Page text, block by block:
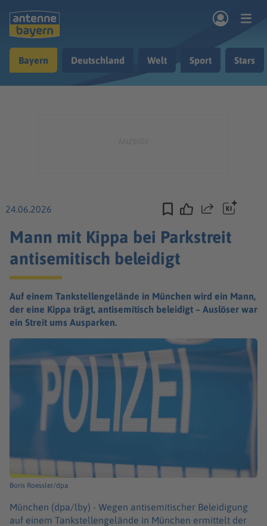
Musik & Radio
Bayern Deutschland Welt Sport Stars
24.06.2026 Teilen
Mann mit Kippa bei Parkstreit
antisemitisch beleidigt
Auf einem Tankstellengelände in München wird ein Mann,
der eine Kippa trägt, antisemitisch beleidigt – Auslöser war
ein Streit ums Ausparken.
Boris Roessler/dpa
München (dpa/lby) - Wegen antisemitischer Beleidigung
auf einem Tankstellengelände in München ermittelt der